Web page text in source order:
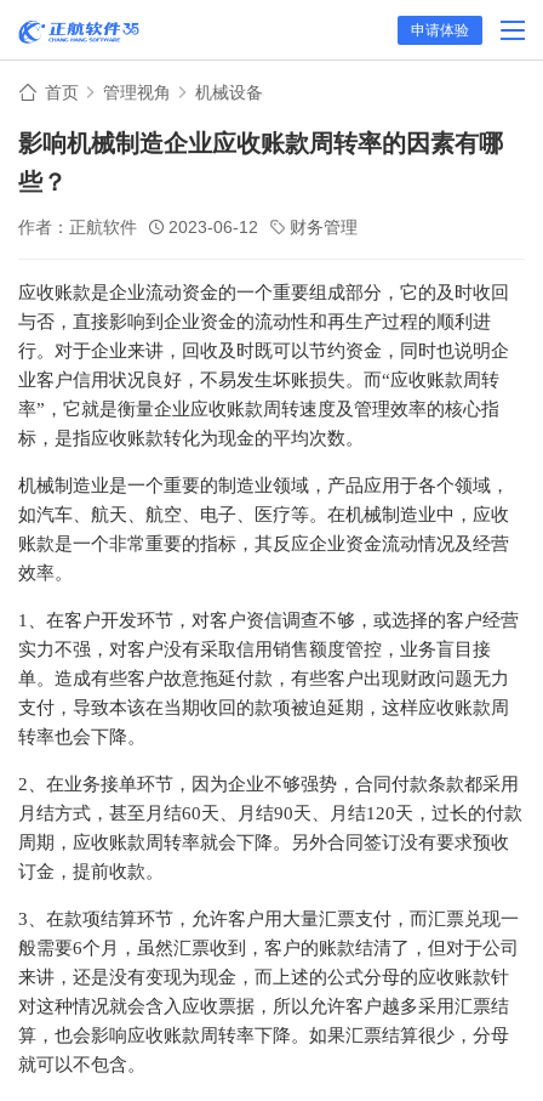
申请体验
首页 管理视角 机械设备
影响机械制造企业应收账款周转率的因素有哪
些？
作者：正航软件 2023-06-12 财务管理
应收账款是企业流动资金的一个重要组成部分，它的及时收回
与否，直接影响到企业资金的流动性和再生产过程的顺利进
行。对于企业来讲，回收及时既可以节约资金，同时也说明企
业客户信用状况良好，不易发生坏账损失。而“应收账款周转
率”，它就是衡量企业应收账款周转速度及管理效率的核心指
标，是指应收账款转化为现金的平均次数。
机械制造业是一个重要的制造业领域，产品应用于各个领域，
如汽车、航天、航空、电子、医疗等。在机械制造业中，应收
账款是一个非常重要的指标，其反应企业资金流动情况及经营
效率。
1、在客户开发环节，对客户资信调查不够，或选择的客户经营
实力不强，对客户没有采取信用销售额度管控，业务盲目接
单。造成有些客户故意拖延付款，有些客户出现财政问题无力
支付，导致本该在当期收回的款项被迫延期，这样应收账款周
转率也会下降。
2、在业务接单环节，因为企业不够强势，合同付款条款都采用
月结方式，甚至月结60天、月结90天、月结120天，过长的付款
周期，应收账款周转率就会下降。另外合同签订没有要求预收
订金，提前收款。
3、在款项结算环节，允许客户用大量汇票支付，而汇票兑现一
般需要6个月，虽然汇票收到，客户的账款结清了，但对于公司
来讲，还是没有变现为现金，而上述的公式分母的应收账款针
对这种情况就会含入应收票据，所以允许客户越多采用汇票结
算，也会影响应收账款周转率下降。如果汇票结算很少，分母
就可以不包含。